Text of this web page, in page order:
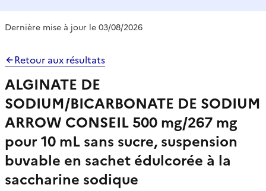
Dernière mise à jour le 03/08/2026
Retour aux résultats
ALGINATE DE
SODIUM/BICARBONATE DE SODIUM
ARROW CONSEIL 500 mg/267 mg
pour 10 mL sans sucre, suspension
buvable en sachet édulcorée à la
saccharine sodique